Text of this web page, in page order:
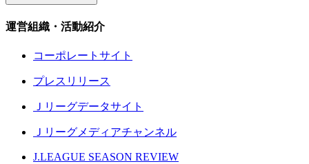
運営組織・活動紹介
コーポレートサイト
プレスリリース
Ｊリーグデータサイト
Ｊリーグメディアチャンネル
J.LEAGUE SEASON REVIEW